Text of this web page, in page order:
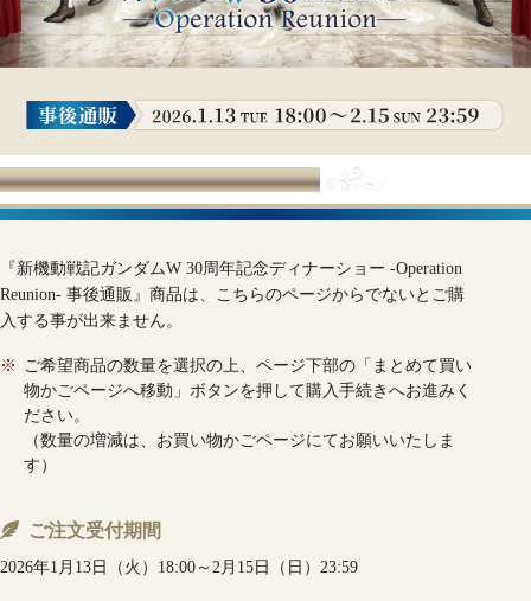
ご注文の前に必ずご確認ください
『新機動戦記ガンダムW 30周年記念ディナーショー -Operation
Reunion- 事後通販』商品は、こちらのページからでないとご購
入する事が出来ません。
※
ご希望商品の数量を選択の上、ページ下部の「まとめて買い
物かごページへ移動」ボタンを押して購入手続きへお進みく
ださい。
（数量の増減は、お買い物かごページにてお願いいたしま
す）
ご注文受付期間
2026年1月13日（火）18:00～2月15日（日）23:59